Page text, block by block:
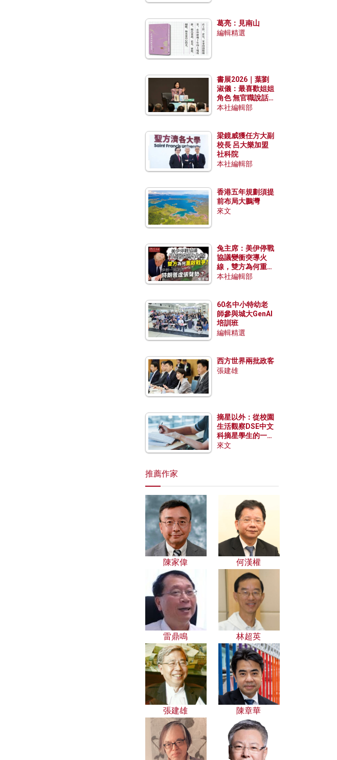
葛亮：見南山
編輯精選
書展2026｜葉劉
淑儀：最喜歡姐姐
角色 無官職說話
包袱少
本社編輯部
梁鏡威獲任方大副
校長 呂大樂加盟
社科院
本社編輯部
香港五年規劃須提
前布局大鵬灣
來文
兔主席：美伊停戰
協議變衝突導火
線，雙方為何重啟
戰爭？伊朗一早洞
本社編輯部
60名中小特幼老
師參與城大GenAI
培訓班
編輯精選
西方世界兩批政客
張建雄
摘星以外：從校園
生活觀察DSE中文
科摘星學生的一點
特質
來文
推薦作家
陳家偉 何漢權
雷鼎鳴 林超英
張建雄 陳章華